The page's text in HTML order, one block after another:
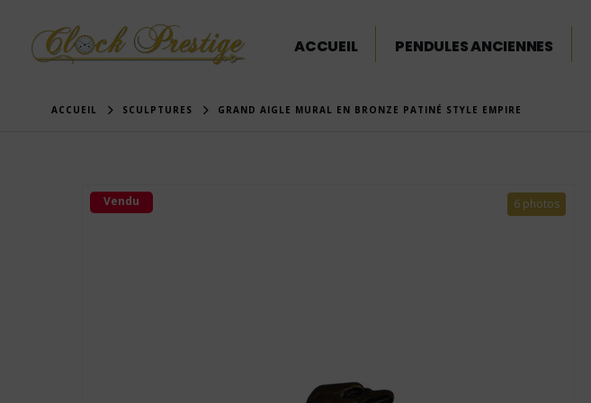
ACCUEIL PENDULES ANCIENNES
ACCUEIL SCULPTURES GRAND AIGLE MURAL EN BRONZE PATINÉ STYLE EMPIRE
6 photos
Vendu